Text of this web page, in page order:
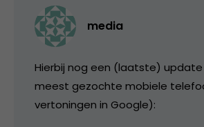
media
Hierbij nog een (laatste)
meest gezochte mobiele
vertoningen in Google):